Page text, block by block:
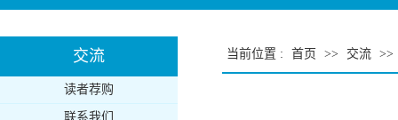
交流
读者荐购
联系我们
当前位置 : 首页 >> 交流 >>